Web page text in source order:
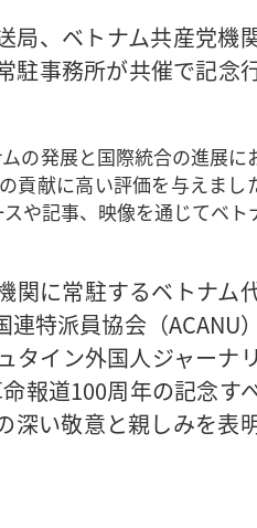
局、ベトナム共産党機
駐事務所が共催で記念
の発展と国際統合の進展に
貢献に高い評価を与えまし
や記事、映像を通じてベト
関に常駐するベトナム
特派員協会（ACANU
タイン外国人ジャーナ
報道100周年の記念す
深い敬意と親しみを表